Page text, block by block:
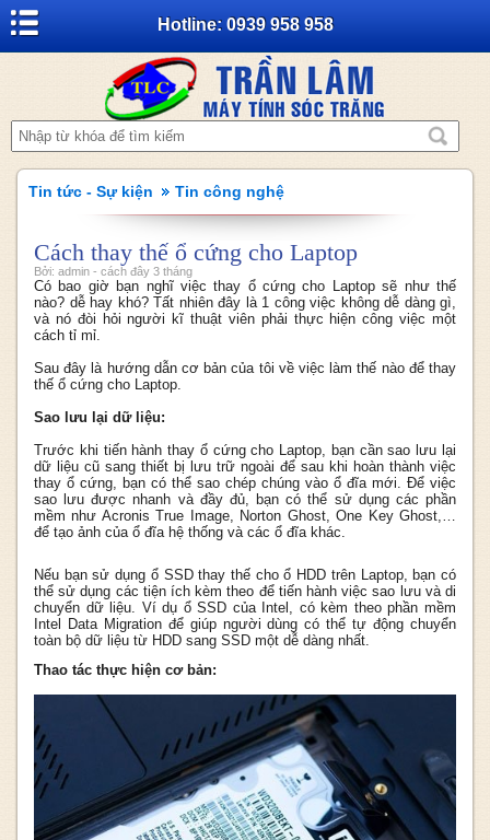
Hotline: 0939 958 958
Tin tức - Sự kiện Tin công nghệ
Cách thay thế ổ cứng cho Laptop
Bởi: admin - cách đây 3 tháng
Có bao giờ bạn nghĩ việc thay ổ cứng cho Laptop sẽ như thế
nào? dễ hay khó? Tất nhiên đây là 1 công việc không dễ dàng gì,
và nó đòi hỏi người kĩ thuật viên phải thực hiện công việc một
cách tỉ mỉ.
Sau đây là hướng dẫn cơ bản của tôi về việc làm thế nào để thay
thế ổ cứng cho Laptop.
Sao lưu lại dữ liệu:
Trước khi tiến hành thay ổ cứng cho Laptop, bạn cần sao lưu lại
dữ liệu cũ sang thiết bị lưu trữ ngoài để sau khi hoàn thành việc
thay ổ cứng, bạn có thể sao chép chúng vào ổ đĩa mới. Để việc
sao lưu được nhanh và đầy đủ, bạn có thể sử dụng các phần
mềm như Acronis True Image, Norton Ghost, One Key Ghost,…
để tạo ảnh của ổ đĩa hệ thống và các ổ đĩa khác.
Nếu bạn sử dụng ổ SSD thay thế cho ổ HDD trên Laptop, bạn có
thể sử dụng các tiện ích kèm theo để tiến hành việc sao lưu và di
chuyển dữ liệu. Ví dụ ổ SSD của Intel, có kèm theo phần mềm
Intel Data Migration để giúp người dùng có thể tự động chuyển
toàn bộ dữ liệu từ HDD sang SSD một dễ dàng nhất.
Thao tác thực hiện cơ bản: